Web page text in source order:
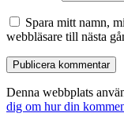
Spara mitt namn,
webbläsare till nästa
Denna webbplats
dig om hur din